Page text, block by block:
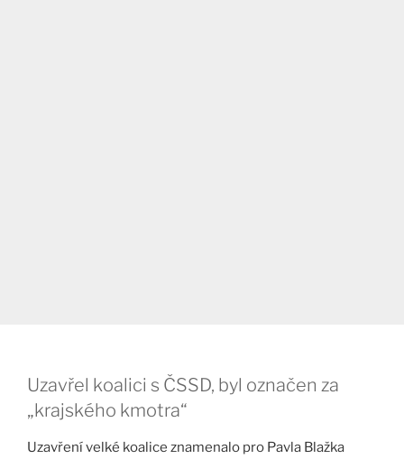
Uzavřel koalici s ČSSD, byl označen za
„krajského kmotra“
Uzavření velké koalice znamenalo pro Pavla Blažka